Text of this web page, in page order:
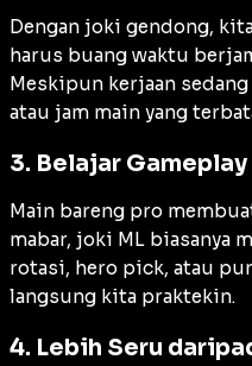
Dengan joki gendong,
harus buang waktu
Meskipun kerjaan
atau jam main yang
3. Belajar
Main bareng pro
mabar, joki ML biasanya
rotasi, hero pick, atau
langsung kita praktekin.
4. Lebih Seru